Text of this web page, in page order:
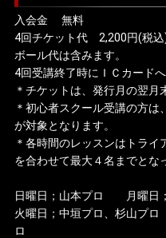
入会金 無料
4回チケット代 2,200円(税込
ボール代は含みます。
4回受講終了時にＩＣカード
＊チケットは、発行月の翌月
＊初心者スクール受講の方は
が対象となります。
＊各時間のレッスンはトラ
を合わせて最大４名までとな
日曜日；山本プロ 月曜
火曜日；中垣プロ、杉山プ
ロ